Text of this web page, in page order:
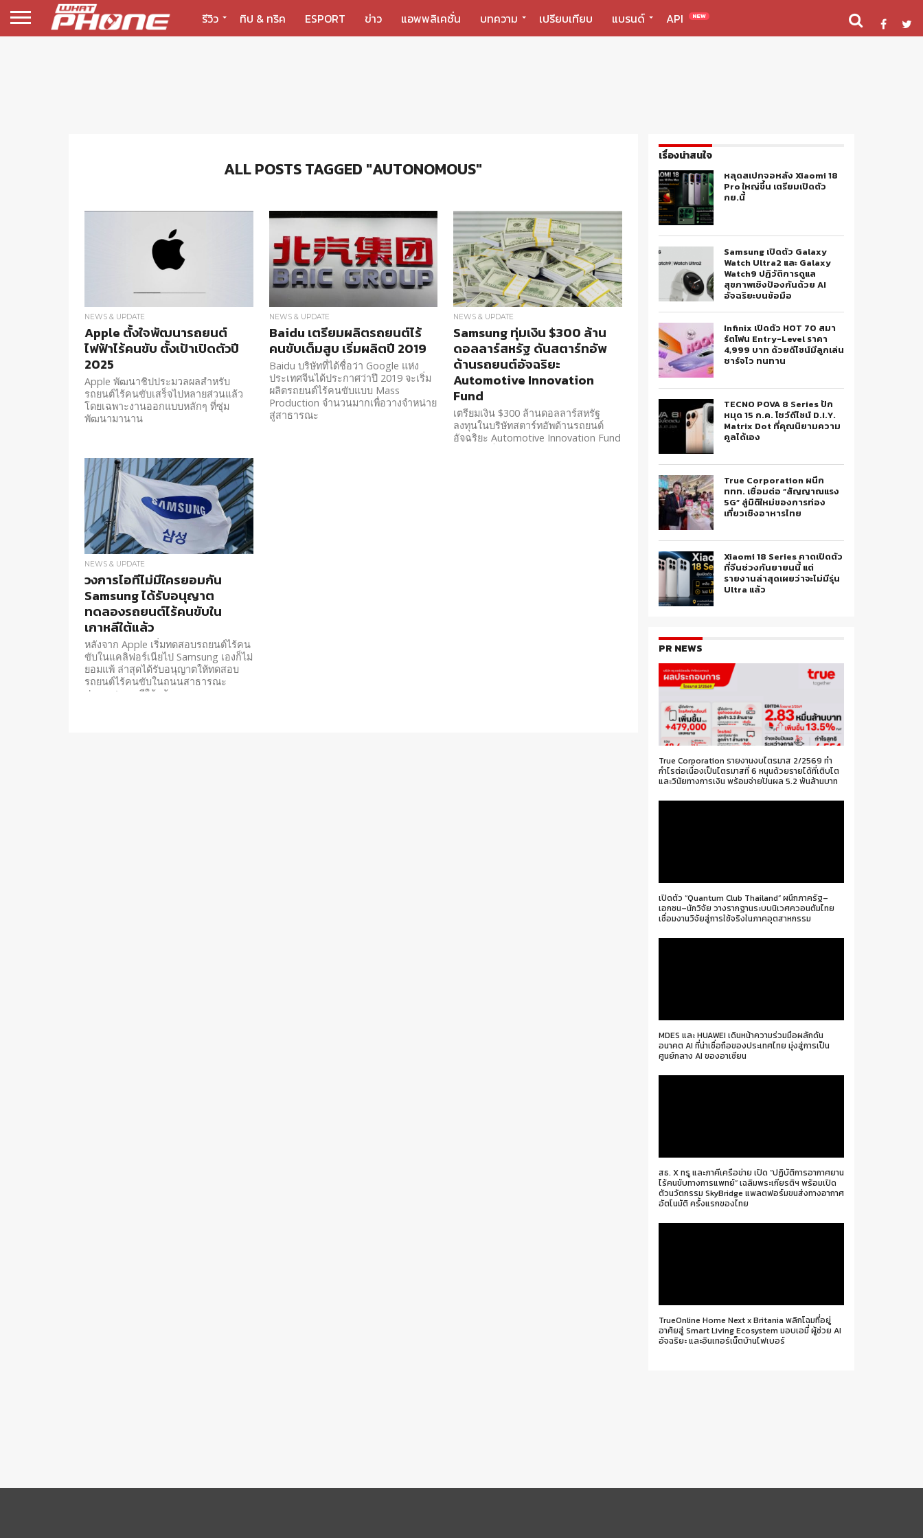
รีวิว ทิป & ทริค ESPORT ข่าว แอพพลิเคชั่น บทความ เปรียบเทียบ แบรนด์ API NEW
ALL POSTS TAGGED "AUTONOMOUS"
NEWS & UPDATE
Apple ตั้งใจพัฒนารถยนต์
ไฟฟ้าไร้คนขับ ตั้งเป้าเปิดตัวปี
2025
Apple พัฒนาชิปประมวลผลสำหรับ
รถยนต์ไร้คนขับเสร็จไปหลายส่วนแล้ว
โดยเฉพาะงานออกแบบหลักๆ ที่ซุ่ม
พัฒนามานาน
NEWS & UPDATE
Baidu เตรียมผลิตรถยนต์ไร้
คนขับเต็มสูบ เริ่มผลิตปี 2019
Baidu บริษัทที่ได้ชื่อว่า Google แห่ง
ประเทศจีนได้ประกาศว่าปี 2019 จะเริ่ม
ผลิตรถยนต์ไร้คนขับแบบ Mass
Production จำนวนมากเพื่อวางจำหน่าย
สู่สาธารณะ
NEWS & UPDATE
Samsung ทุ่มเงิน $300 ล้าน
ดอลลาร์สหรัฐ ดันสตาร์ทอัพ
ด้านรถยนต์อัจฉริยะ
Automotive Innovation
Fund
เตรียมเงิน $300 ล้านดอลลาร์สหรัฐ
ลงทุนในบริษัทสตาร์ทอัพด้านรถยนต์
อัจฉริยะ Automotive Innovation Fund
NEWS & UPDATE
วงการไอทีไม่มีใครยอมกัน
Samsung ได้รับอนุญาต
ทดลองรถยนต์ไร้คนขับใน
เกาหลีใต้แล้ว
หลังจาก Apple เริ่มทดสอบรถยนต์ไร้คน
ขับในแคลิฟอร์เนียไป Samsung เองก็ไม่
ยอมแพ้ ล่าสุดได้รับอนุญาตให้ทดสอบ
รถยนต์ไร้คนขับในถนนสาธารณะ
ประเทศเกาหลีใต้แล้ว
เรื่องน่าสนใจ
หลุดสเปกจอหลัง Xiaomi 18
Pro ใหญ่ขึ้น เตรียมเปิดตัว
กย.นี้
Samsung เปิดตัว Galaxy
Watch Ultra2 และ Galaxy
Watch9 ปฏิวัติการดูแล
สุขภาพเชิงป้องกันด้วย AI
อัจฉริยะบนข้อมือ
Infinix เปิดตัว HOT 70 สมา
ร์ตโฟน Entry-Level ราคา
4,999 บาท ด้วยดีไซน์มีลูกเล่น
ชาร์จไว ทนทาน
TECNO POVA 8 Series ปัก
หมุด 15 ก.ค. โชว์ดีไซน์ D.I.Y.
Matrix Dot ที่คุณนิยามความ
คูลได้เอง
True Corporation ผนึก
ททท. เชื่อมต่อ “สัญญาณแรง
5G” สู่มิติใหม่ของการท่อง
เที่ยวเชิงอาหารไทย
Xiaomi 18 Series คาดเปิดตัว
ที่จีนช่วงกันยายนนี้ แต่
รายงานล่าสุดเผยว่าจะไม่มีรุ่น
Ultra แล้ว
PR NEWS
True Corporation รายงานงบไตรมาส 2/2569 ทำ
กำไรต่อเนื่องเป็นไตรมาสที่ 6 หนุนด้วยรายได้ที่เติบโต
และวินัยทางการเงิน พร้อมจ่ายปันผล 5.2 พันล้านบาท
เปิดตัว “Quantum Club Thailand” ผนึกภาครัฐ–
เอกชน–นักวิจัย วางรากฐานระบบนิเวศควอนตัมไทย
เชื่อมงานวิจัยสู่การใช้จริงในภาคอุตสาหกรรม
MDES และ HUAWEI เดินหน้าความร่วมมือผลักดัน
อนาคต AI ที่น่าเชื่อถือของประเทศไทย มุ่งสู่การเป็น
ศูนย์กลาง AI ของอาเซียน
สธ. X ทรู และภาคีเครือข่าย เปิด “ปฏิบัติการอากาศยาน
ไร้คนขับทางการแพทย์” เฉลิมพระเกียรติฯ พร้อมเปิด
ตัวนวัตกรรม SkyBridge แพลตฟอร์มขนส่งทางอากาศ
อัตโนมัติ ครั้งแรกของไทย
TrueOnline Home Next x Britania พลิกโฉมที่อยู่
อาศัยสู่ Smart Living Ecosystem มอบเอมี่ ผู้ช่วย AI
อัจฉริยะ และอินเทอร์เน็ตบ้านไฟเบอร์